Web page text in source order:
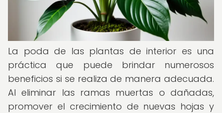
La poda de las plantas de interior es una
práctica que puede brindar numerosos
beneficios si se realiza de manera adecuada.
Al eliminar las ramas muertas o dañadas,
promover el crecimiento de nuevas hojas y